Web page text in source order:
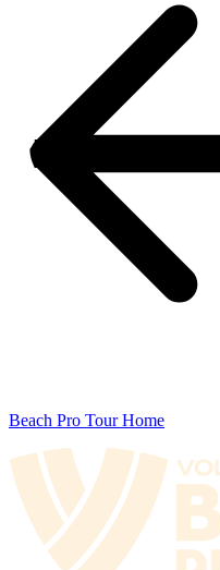
Beach Pro Tour Home